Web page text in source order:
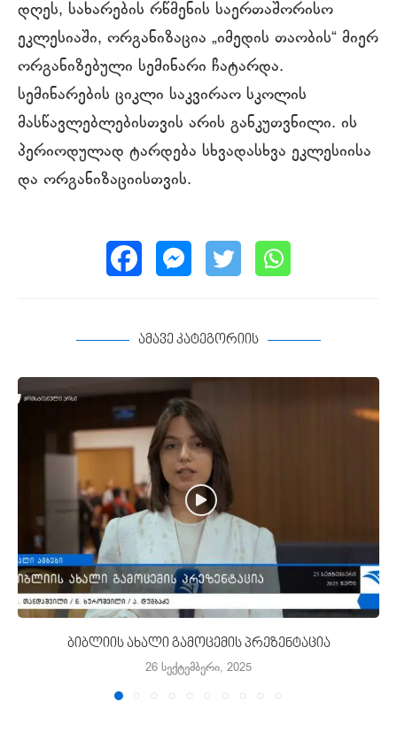
დღეს, სახარების რწმენის საერთაშორისო
ეკლესიაში, ორგანიზაცია „იმედის თაობის“ მიერ
ორგანიზებული სემინარი ჩატარდა.
სემინარების ციკლი საკვირაო სკოლის
მასწავლებლებისთვის არის განკუთვნილი. ის
პერიოდულად ტარდება სხვადასხვა ეკლესიისა
და ორგანიზაციისთვის.
ამავე კატეგორიის
ბიბლიის ახალი გამოცემის პრეზენტაცია
26 სექტემბერი, 2025